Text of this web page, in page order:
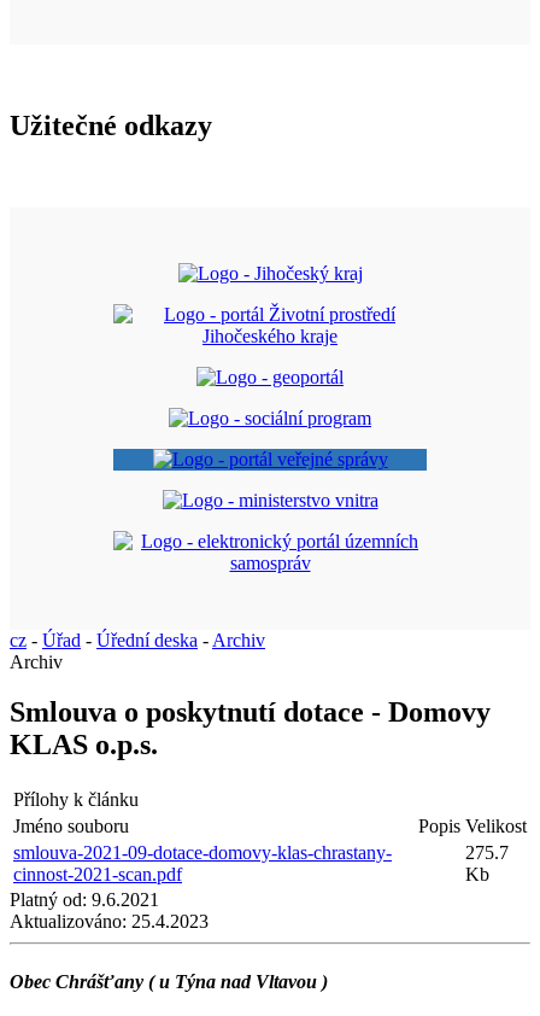
Užitečné odkazy
cz - Úřad - Úřední deska - Archiv
Archiv
Smlouva o poskytnutí dotace - Domovy
KLAS o.p.s.
Přílohy k článku
Jméno souboru
Popis Velikost
smlouva-2021-09-dotace-domovy-klas-chrastany-
cinnost-2021-scan.pdf
275.7
Kb
Platný od: 9.6.2021
Aktualizováno: 25.4.2023
Obec Chrášťany ( u Týna nad Vltavou )